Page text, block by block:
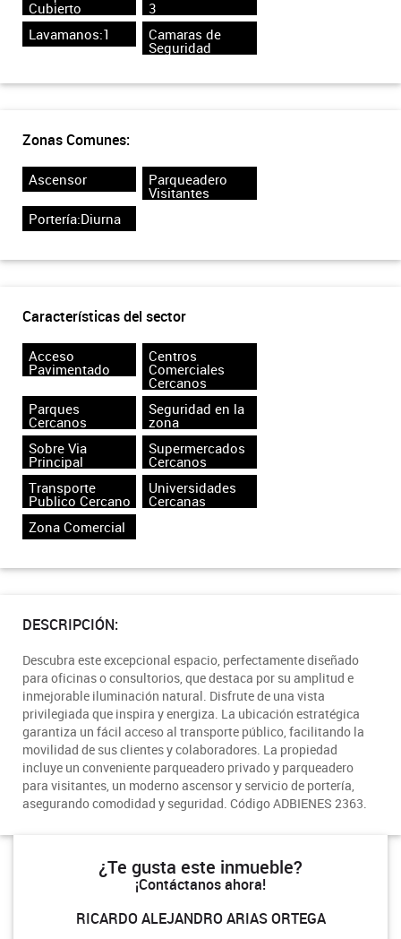
Cubierto
3
Lavamanos:1
Camaras de
Seguridad
Zonas Comunes:
Ascensor Parqueadero
Visitantes
Portería:Diurna
Características del sector
Acceso
Pavimentado
Centros
Comerciales
Cercanos
Parques
Cercanos
Seguridad en la
zona
Sobre Via
Principal
Supermercados
Cercanos
Transporte
Publico Cercano
Universidades
Cercanas
Zona Comercial
DESCRIPCIÓN:
Descubra este excepcional espacio, perfectamente diseñado
para oficinas o consultorios, que destaca por su amplitud e
inmejorable iluminación natural. Disfrute de una vista
privilegiada que inspira y energiza. La ubicación estratégica
garantiza un fácil acceso al transporte público, facilitando la
movilidad de sus clientes y colaboradores. La propiedad
incluye un conveniente parqueadero privado y parqueadero
para visitantes, un moderno ascensor y servicio de portería,
asegurando comodidad y seguridad. Código ADBIENES 2363.
¿Te gusta este inmueble?
¡Contáctanos ahora!
RICARDO ALEJANDRO ARIAS ORTEGA